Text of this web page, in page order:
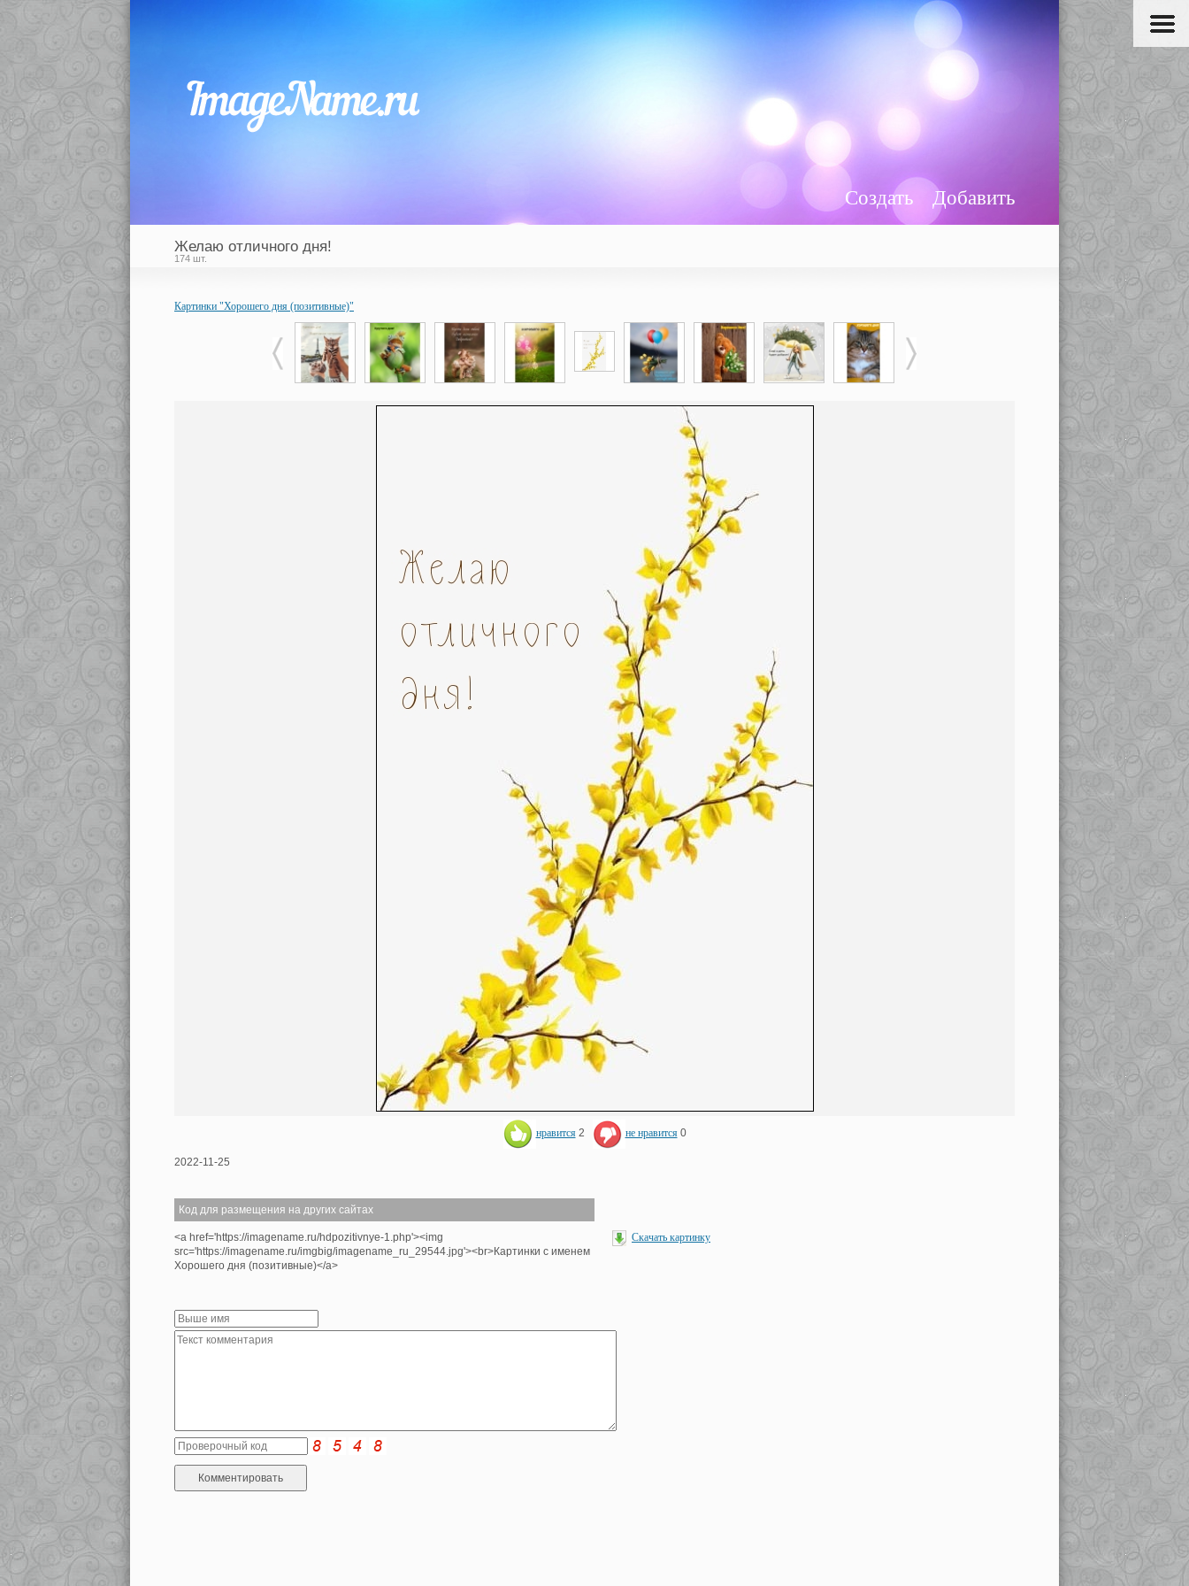
Добавить
Создать
Желаю отличного дня!
174 шт.
Картинки "Хорошего дня (позитивные)"
нравится 2 не нравится 0
2022-11-25
Код для размещения на других сайтах
<a href='https://imagename.ru/hdpozitivnye-1.php'><img
src='https://imagename.ru/imgbig/imagename_ru_29544.jpg'><br>Картинки с именем
Хорошего дня (позитивные)</a>
Скачать картинку